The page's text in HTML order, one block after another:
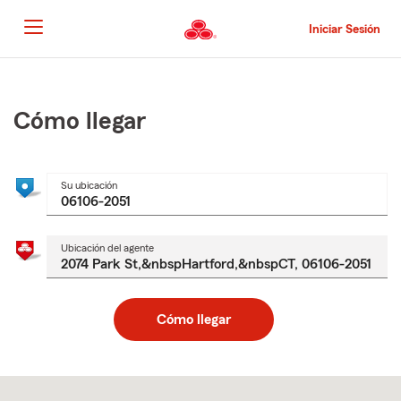
al
contenido
principal
Iniciar Sesión
principal
Cómo llegar
Su ubicación
Ubicación del agente
Cómo llegar
to